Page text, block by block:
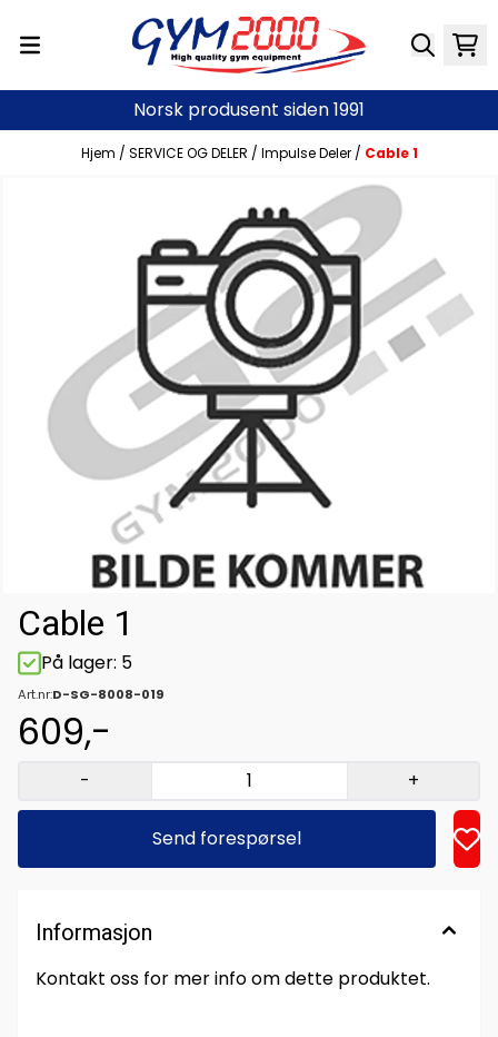
Norsk produsent siden 1991
Hjem / SERVICE OG DELER / Impulse Deler / Cable 1
Cable 1
På lager: 5
Art.nr:D-SG-8008-019
609,-
- +
Send forespørsel
Informasjon
Kontakt oss for mer info om dette produktet.